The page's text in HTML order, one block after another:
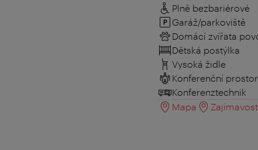
Plně bezbariérové
Garáž/parkoviště
Domácí zvířata
Dětská postýlka
Vysoká židle
Konferenční
Konferenztechnik
Mapa